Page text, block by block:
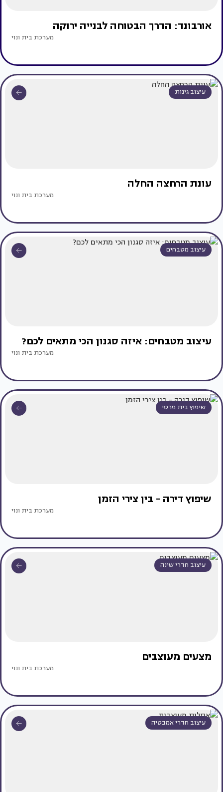
אורבונד: הדרך הבטוחה לבנייה ירוקה
מערכת בית ונוי
עיצוב גינות
עונת הרחצה החלה
מערכת בית ונוי
עיצוב מטבחים
עיצוב מטבחים: איזה סגנון הכי מתאים לכם?
מערכת בית ונוי
שיפוץ בית פרטי
שיפוץ דירה - בין צירי הזמן
מערכת בית ונוי
עיצוב חדרי שינה
מצעים מעוצבים
מערכת בית ונוי
עיצוב חדרי אמבטיה